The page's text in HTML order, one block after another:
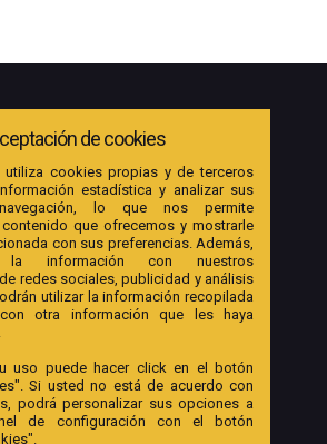
de cookies
utiliza cookies propias y de terceros
estadística y analizar sus
lo que nos permite
que ofrecemos y mostrarle
con sus preferencias. Además,
la información con nuestros
redes sociales, publicidad y análisis
utilizar la información recopilada
otra información que les haya
uso puede hacer click en el botón
Si usted no está de acuerdo con
podrá personalizar sus opciones a
de configuración con el botón